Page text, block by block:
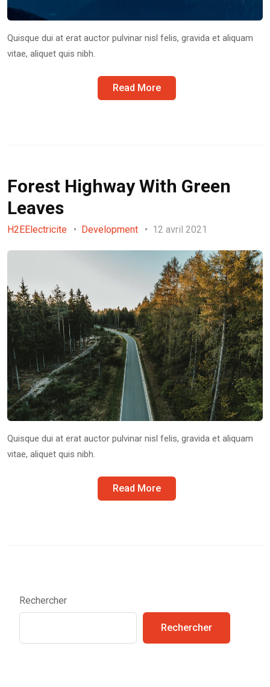
Quisque dui at erat auctor pulvinar nisl felis, gravida et aliquam
vitae, aliquet quis nibh.
Read More
Forest Highway With Green
Leaves
H2EElectricite Development 12 avril 2021
Quisque dui at erat auctor pulvinar nisl felis, gravida et aliquam
vitae, aliquet quis nibh.
Read More
Rechercher
Rechercher